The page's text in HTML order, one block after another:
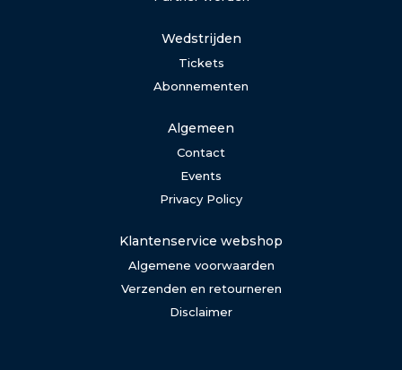
Wedstrijden
Tickets
Abonnementen
Algemeen
Contact
Events
Privacy Policy
Klantenservice webshop
Algemene voorwaarden
Verzenden en retourneren
Disclaimer